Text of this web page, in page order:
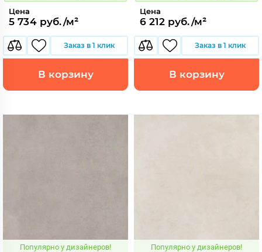
Цена
5 734 руб./м²
Заказ в 1 клик
В корзину
Цена
6 212 руб./м²
Заказ в 1 клик
В корзину
Популярно у дизайнеров! Популярно у дизайнеров!